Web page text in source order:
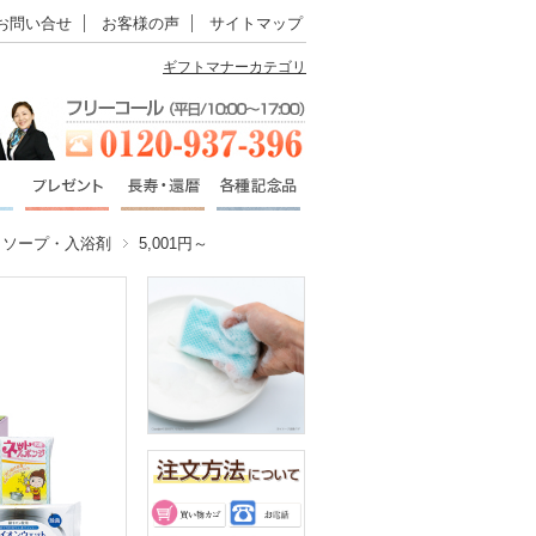
問い合せ お客様の声 サイトマップ
ギフトマナーカテゴリ
ープ・入浴剤 5,001円～